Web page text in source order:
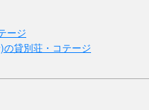
ージ
貸別荘・コテージ